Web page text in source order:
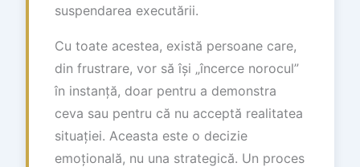
suspendarea executării.
Cu toate acestea, există persoane care,
din frustrare, vor să își „încerce norocul”
în instanță, doar pentru a demonstra
ceva sau pentru că nu acceptă realitatea
situației. Aceasta este o decizie
emoțională, nu una strategică. Un proces